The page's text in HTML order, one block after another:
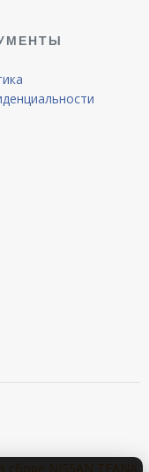
NISSAN TEANA